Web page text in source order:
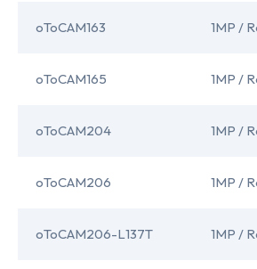
oToCAM163 1MP /
oToCAM165 1MP /
oToCAM204 1MP /
oToCAM206 1MP /
oToCAM206-L137T 1MP /